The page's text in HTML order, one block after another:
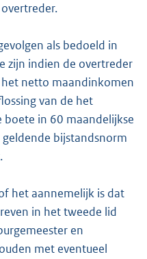
als bedoeld in
zijn indien de overtreder
netto maandinkomen
van de het
boete in 60 maandelijkse
bijstandsnorm
het aannemelijk is dat
in het tweede lid
en
met eventueel